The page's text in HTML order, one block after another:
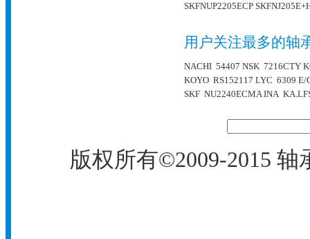
SKFNUP2205ECP
用户关注最多的轴
NACHI 54407 NSK 7216CTY
KOYO RS152117 LYC 6309 E/
SKF NU2240ECMA INA
版权所有©2009-2015 轴